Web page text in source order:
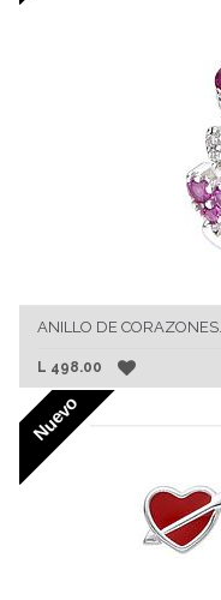
ANILLO DE
L 498.00
Nuevo